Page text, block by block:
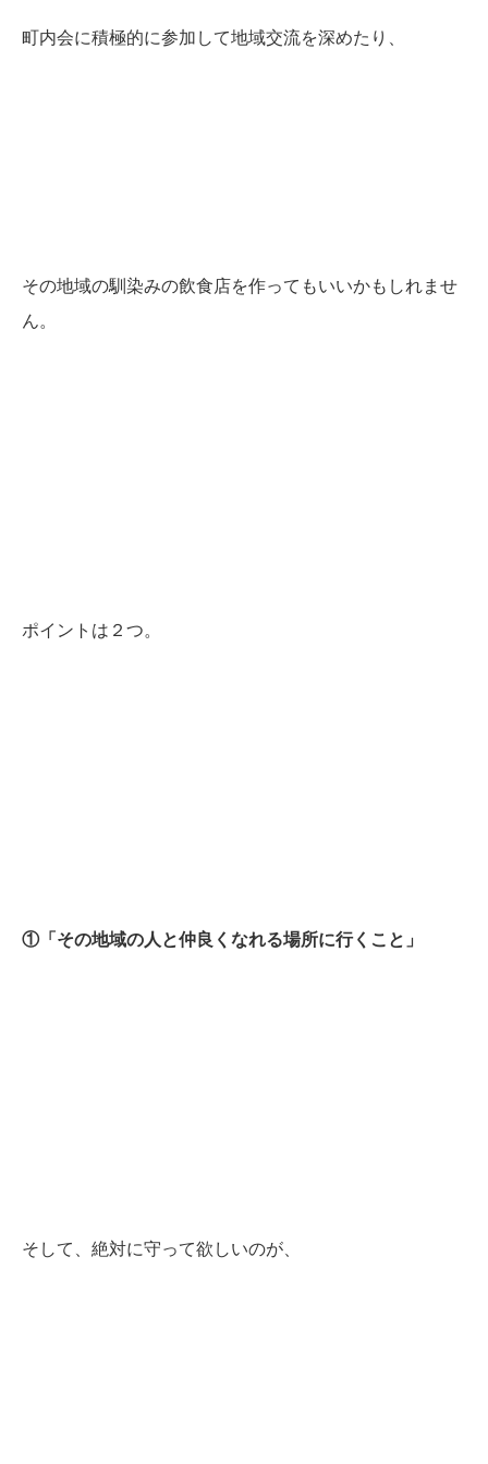
町内会に積極的に参加して地域交流を深めたり、
その地域の馴染みの飲食店を作ってもいいかもしれませ
ん。
ポイントは２つ。
①「その地域の人と仲良くなれる場所に行くこと」
そして、絶対に守って欲しいのが、